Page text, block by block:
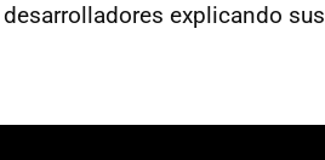
explicando sus